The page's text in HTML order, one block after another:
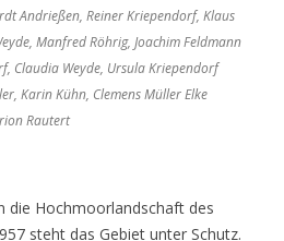
Andrießen, Reiner Kriependorf, Klaus
Manfred Röhrig, Joachim Feldmann
Claudia Weyde, Ursula Kriependorf
Karin Kühn, Clemens Müller Elke
Rautert
die Hochmoorlandschaft des
steht das Gebiet unter Schutz.